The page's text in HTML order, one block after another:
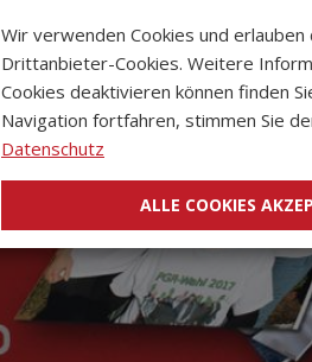
Wir verwenden Cookies und erlauben
Drittanbieter-Cookies. Weitere
Cookies deaktivieren können finden
Navigation fortfahren, stimmen Sie
Datenschutz
ALLE COOKIES